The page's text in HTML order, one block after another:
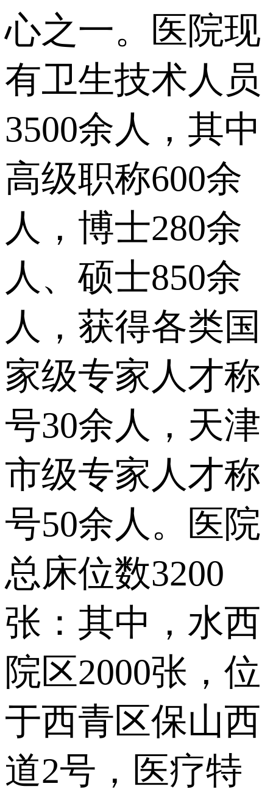
心之一。医院现
有卫生技术人员
3500余人，其中
高级职称600余
人，博士280余
人、硕士850余
人，获得各类国
家级专家人才称
号30余人，天津
市级专家人才称
号50余人。医院
总床位数3200
张：其中，水西
院区2000张，位
于西青区保山西
道2号，医疗特